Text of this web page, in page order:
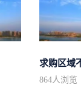
864人浏览